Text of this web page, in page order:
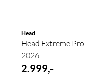
Head
Head Extreme Pro
2026
2.999,-